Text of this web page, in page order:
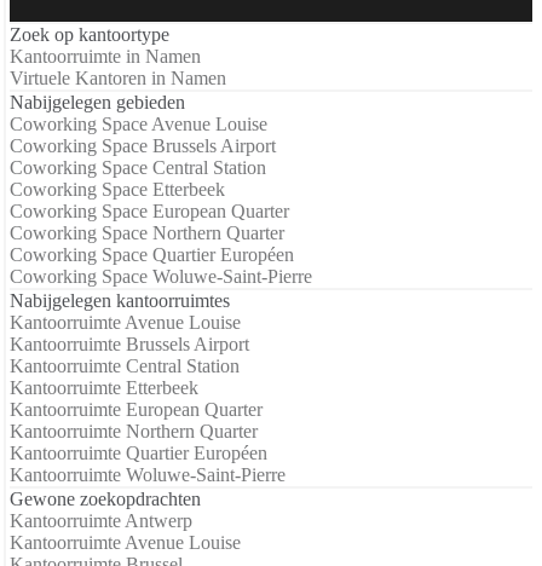
Zoek op kantoortype
Kantoorruimte in Namen
Virtuele Kantoren in Namen
Nabijgelegen gebieden
Coworking Space Avenue Louise
Coworking Space Brussels Airport
Coworking Space Central Station
Coworking Space Etterbeek
Coworking Space European Quarter
Coworking Space Northern Quarter
Coworking Space Quartier Européen
Coworking Space Woluwe-Saint-Pierre
Nabijgelegen kantoorruimtes
Kantoorruimte Avenue Louise
Kantoorruimte Brussels Airport
Kantoorruimte Central Station
Kantoorruimte Etterbeek
Kantoorruimte European Quarter
Kantoorruimte Northern Quarter
Kantoorruimte Quartier Européen
Kantoorruimte Woluwe-Saint-Pierre
Gewone zoekopdrachten
Kantoorruimte Antwerp
Kantoorruimte Avenue Louise